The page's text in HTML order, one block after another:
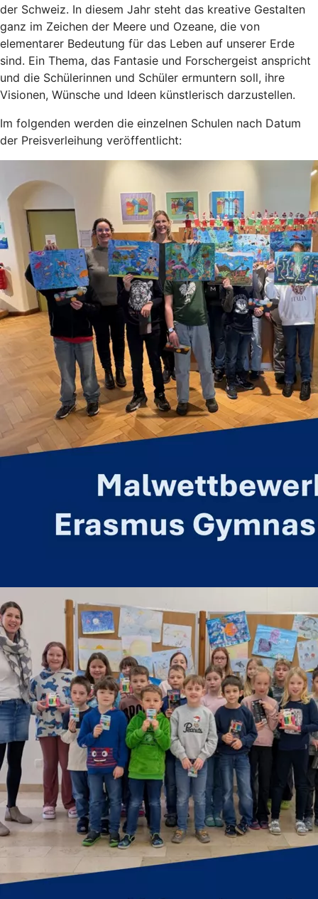
der Schweiz. In diesem Jahr steht das kreative Gestalten
ganz im Zeichen der Meere und Ozeane, die von
elementarer Bedeutung für das Leben auf unserer Erde
sind. Ein Thema, das Fantasie und Forschergeist anspricht
und die Schülerinnen und Schüler ermuntern soll, ihre
Visionen, Wünsche und Ideen künstlerisch darzustellen.
Im folgenden werden die einzelnen Schulen nach Datum
der Preisverleihung veröffentlicht: